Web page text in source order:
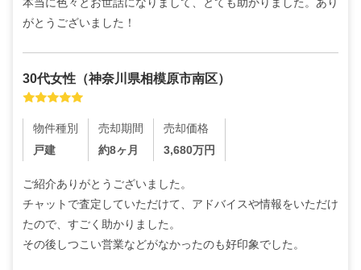
がとうございました！
30代女性 （神奈川県相模原市南区）
物件種別
戸建
売却期間
約8ヶ月
売却価格
3,680万円
ご紹介ありがとうございました。
チャットで査定していただけて、アドバイスや情報をいただけ
たので、すごく助かりました。
その後しつこい営業などがなかったのも好印象でした。